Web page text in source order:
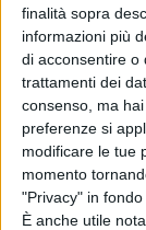
finalità sopra
informazioni più
di acconsentire o
trattamenti dei
consenso, ma
preferenze si
modificare le tue
momento
"Privacy" in
È anche utile